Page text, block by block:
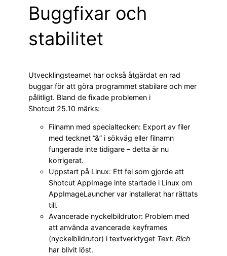
Buggfixar och
stabilitet
Utvecklingsteamet har också åtgärdat en rad
buggar för att göra programmet stabilare och mer
pålitligt. Bland de fixade problemen i
Shotcut 25.10 märks:
Filnamn med specialtecken: Export av filer
med tecknet “&” i sökväg eller filnamn
fungerade inte tidigare – detta är nu
korrigerat.
Uppstart på Linux: Ett fel som gjorde att
Shotcut AppImage inte startade i Linux om
AppImageLauncher var installerat har rättats
till.
Avancerade nyckelbildrutor: Problem med
att använda avancerade keyframes
(nyckelbildrutor) i textverktyget Text: Rich
har blivit löst.